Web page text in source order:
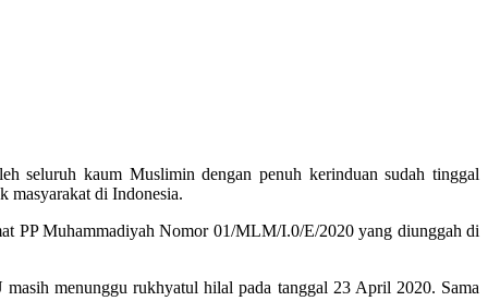
seluruh kaum Muslimin dengan penuh kerinduan sudah tinggal
masyarakat di Indonesia.
PP Muhammadiyah Nomor 01/MLM/I.0/E/2020 yang diunggah di
menunggu rukhyatul hilal pada tanggal 23 April 2020. Sama